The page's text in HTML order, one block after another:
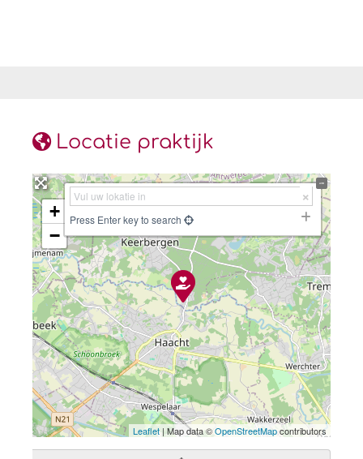
Locatie praktijk
+
−
Press Enter key to search
Leaflet | Map data ©OpenStreetMapcontributors